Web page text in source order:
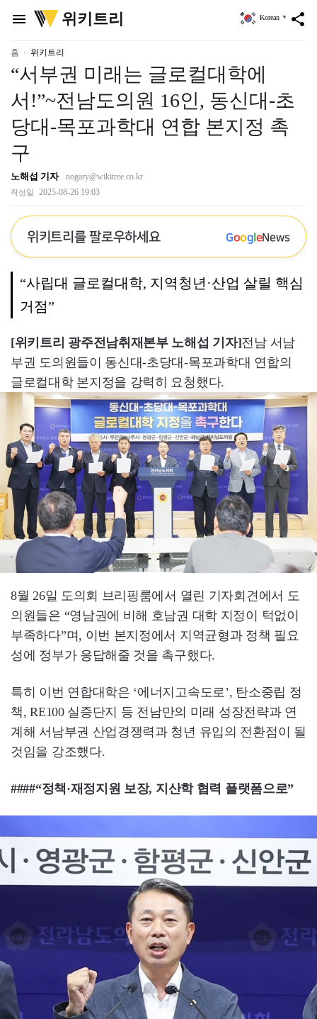
menu
위
키
리
위키트리 share
Korean ▼
홈 위키트리
“서부권 미래는 글로컬대학에
서!”~전남도의원 16인, 동신대-초
당대-목포과학대 연합 본지정 촉
구
노해섭 기자 nogary@wikitree.co.kr
작성일 2025-08-26 19:03
위키트리를 팔로우하세요 GoogleNews
“사립대 글로컬대학, 지역청년·산업 살릴 핵심
거점”
[위키트리 광주전남취재본부 노해섭 기자]전남 서남
부권 도의원들이 동신대-초당대-목포과학대 연합의
글로컬대학 본지정을 강력히 요청했다.
8월 26일 도의회 브리핑룸에서 열린 기자회견에서 도
의원들은 “영남권에 비해 호남권 대학 지정이 턱없이
부족하다”며, 이번 본지정에서 지역균형과 정책 필요
성에 정부가 응답해줄 것을 촉구했다.
특히 이번 연합대학은 ‘에너지고속도로’, 탄소중립 정
책, RE100 실증단지 등 전남만의 미래 성장전략과 연
계해 서남부권 산업경쟁력과 청년 유입의 전환점이 될
것임을 강조했다.
####“정책·재정지원 보장, 지산학 협력 플랫폼으로”